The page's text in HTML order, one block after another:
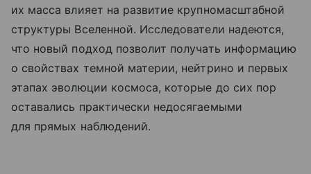
их масса влияет на развитие крупномасштабной
структуры Вселенной. Исследователи надеются,
что новый подход позволит получать информацию
о свойствах темной материи, нейтрино и первых
этапах эволюции космоса, которые до сих пор
оставались практически недосягаемыми
для прямых наблюдений.